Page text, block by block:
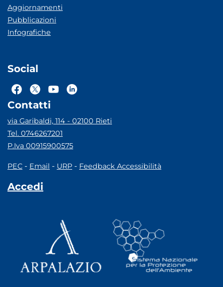
Aggiornamenti
Pubblicazioni
Infografiche
Social
Contatti
via Garibaldi, 114 - 02100 Rieti
Tel. 0746267201
P.Iva 00915900575
PEC - Email - URP - Feedback Accessibilità
Accedi